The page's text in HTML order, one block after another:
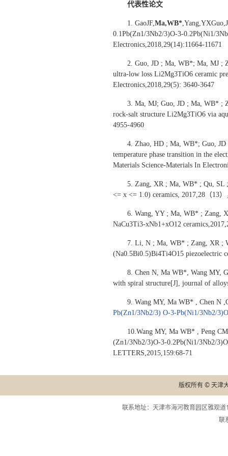
代表性论文
1. GaoJF,Ma,WB*
0.1Pb(Zn1/3Nb2/3)O-3-0.2Pb(Ni1/
Electronics,2018,29(14):11664-11671
2. Guo, JD ; Ma, WB*; Ma, MJ ;
ultra-low loss Li2Mg3TiO6 ceramic
Electronics,2018,29(5): 3640-3647
3. Ma, MJ; Guo, JD ; Ma, WB* ;
rock-salt structure Li2Mg3TiO6 via
4955-4960
4. Zhao, HD ; Ma, WB*; Guo, JD
temperature phase transition in the
Materials Science-Materials In
5. Zang, XR ; Ma, WB* ; Qu, SL
<= x <= 1.0) ceramics, 2017,28（13
6. Wang, YY ; Ma, WB* ; Zang,
NaCu3Ti3-xNb1+xO12
7. Li, N ; Ma, WB* ; Zang, XR ;
(Na0.5Bi0.5)Bi4Ti4O15 piezoelectric
8. Chen N, Ma WB*, Wang MY,
with spiral structure[J], journal of
9. Wang MY, Ma WB* , Chen N
Pb(Zn1/3Nb2/3) O-3-Pb(Ni1/3Nb2/
10.Wang MY, Ma WB* , Peng
(Zn1/3Nb2/3)O-3-0.2Pb(Ni1/3Nb2/
LETTERS,2015,159:68-71
版权所有 © 天津
联系地址：天津市海河教育园区雅观
联